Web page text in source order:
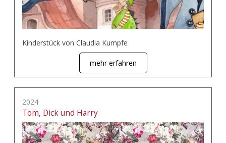
Kinderstück von Claudia Kumpfe
mehr erfahren
2024
Tom, Dick und Harry